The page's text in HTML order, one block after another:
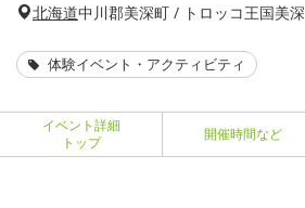
北海道中川郡美深町 / トロッコ王国美深
体験イベント・アクティビティ
イベント詳細
トップ
開催時間など